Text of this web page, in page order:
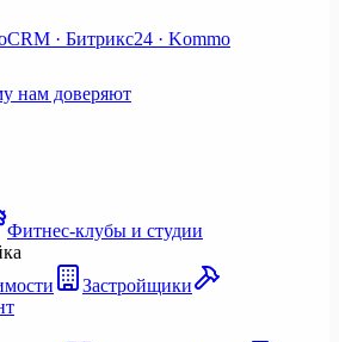
· Битрикс24 · Kommo
нам доверяют
Фитнес-клубы и студии
Застройщики